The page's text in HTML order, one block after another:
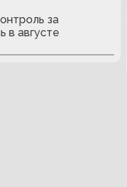
за
в августе